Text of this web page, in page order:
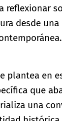
reflexionar
desde
plantea en
que
una